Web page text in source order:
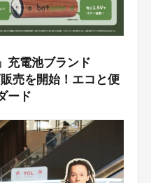
充電池ブランド
売を開始！エコと便
ード